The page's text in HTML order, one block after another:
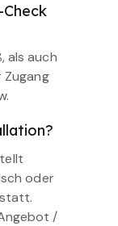
als auch
oder
/